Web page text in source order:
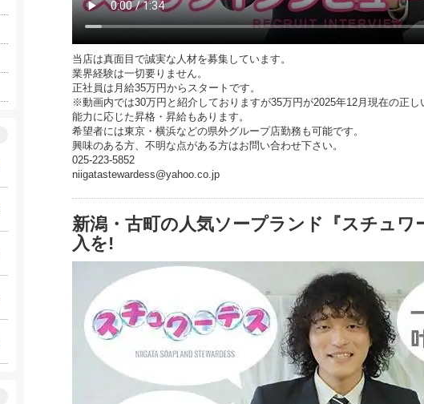
当店は真面目で誠実な人材を募集しています。
業界経験は一切要りません。
正社員は月給35万円からスタートです。
※動画内では30万円と紹介しておりますが35万円が2025年12月現在の正し
能力に応じた昇格・昇給もあります。
希望者には東京・横浜などの県外グループ店勤務も可能です。
興味のある方、不明な点がある方はお問い合わせ下さい。
025-223-5852
niigatastewardess@yahoo.co.jp
新潟・古町の人気ソープランド『スチュワ
入を!